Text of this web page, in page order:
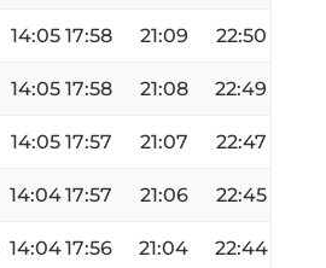
14:05 17:58 21:09 22:50
14:05 17:58 21:08 22:49
14:05 17:57 21:07 22:47
14:0417:57 21:06 22:45
14:0417:56 21:04 22:44